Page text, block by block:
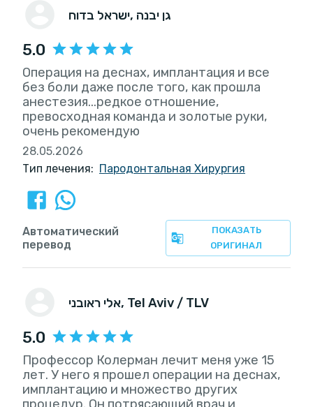
ישראל בדוח , גן יבנה
5.0
Операция на деснах, имплантация и все
без боли даже после того, как прошла
анестезия...редкое отношение,
превосходная команда и золотые руки,
очень рекомендую
28.05.2026
Тип лечения: Пародонтальная Хирургия
ПОКАЗАТЬ
ОРИГИНАЛ
Автоматический
перевод
אלי ראובני, Tel Aviv / TLV
5.0
Профессор Колерман лечит меня уже 15
лет. У него я прошел операции на деснах,
имплантацию и множество других